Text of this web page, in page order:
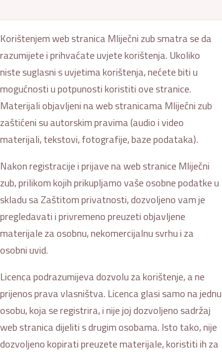
Korištenjem web stranica Mliječni zub smatra se da
razumijete i prihvaćate uvjete korištenja. Ukoliko
niste suglasni s uvjetima korištenja, nećete biti u
mogućnosti u potpunosti koristiti ove stranice.
Materijali objavljeni na web stranicama Mliječni zub
zaštićeni su autorskim pravima (audio i video
materijali, tekstovi, fotografije, baze podataka).
Nakon registracije i prijave na web stranice Mliječni
zub, prilikom kojih prikupljamo vaše osobne podatke u
skladu sa Zaštitom privatnosti, dozvoljeno vam je
pregledavati i privremeno preuzeti objavljene
materijale za osobnu, nekomercijalnu svrhu i za
osobni uvid.
Licenca podrazumijeva dozvolu za korištenje, a ne
prijenos prava vlasništva. Licenca glasi samo na jednu
osobu, koja se registrira, i nije joj dozvoljeno sadržaj
web stranica dijeliti s drugim osobama. Isto tako, nije
dozvoljeno kopirati preuzete materijale, koristiti ih za